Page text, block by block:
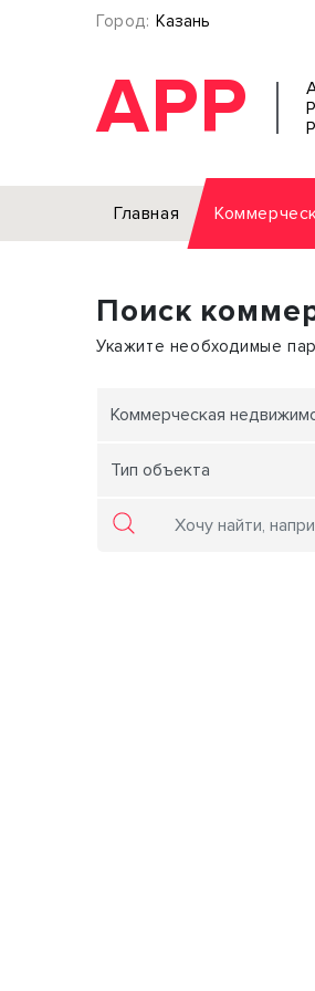
Город: Казань
АРР
Главная
Офис
Торговое помещение
Склад
Поиск
Укажите необходимые
Коммерческая
Тип объекта